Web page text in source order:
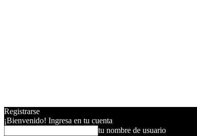
Registrarse
¡Bienvenido! Ingresa en tu cuenta
tu nombre de usuario